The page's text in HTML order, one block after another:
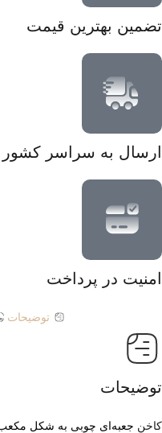
تضمین بهترین قیمت
ارسال به سراسر کشور
امنیت در پرداخت
توضیحات
توضیحات
کاخن جعبه‌ای چوبی به شکل